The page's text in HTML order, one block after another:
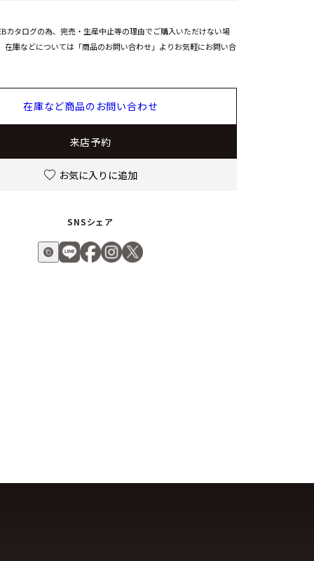
カタログの為、完売・生産中止等の理由でご購入いただけない場
在庫などについては「商品のお問い合わせ」よりお気軽にお問い合
在庫など商品のお問い合わせ
来店予約
お気に入りに追加
SNSシェア